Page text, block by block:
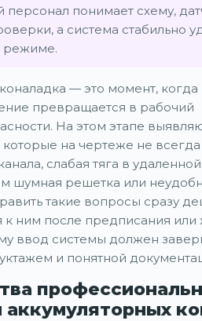
понимает схему,
а система стабильно
режиме.
— это момент, когда
превращается в рабочий
На этом этапе
на чертеже не
слабая тяга в
шумная решетка или
такие вопросы сразу
к ним после предписания или
ввод системы должен
и понятной
аккумуляторных